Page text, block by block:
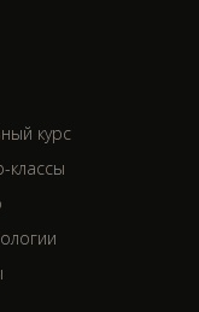
курс
классы